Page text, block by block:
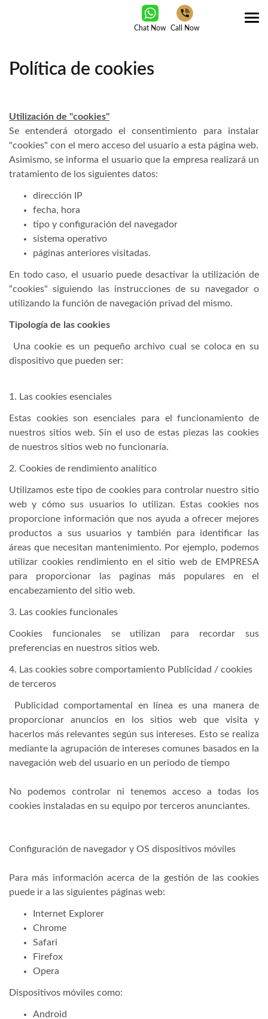
Chat Now Call Now
Política de cookies
Utilización de "cookies"
Se entenderá otorgado el consentimiento para instalar
"cookies" con el mero acceso del usuario a esta página web.
Asimismo, se informa el usuario que la empresa realizará un
tratamiento de los siguientes datos:
dirección IP
fecha, hora
tipo y configuración del navegador
sistema operativo
páginas anteriores visitadas.
En todo caso, el usuario puede desactivar la utilización de
“cookies" siguiendo las instrucciones de su navegador o
utilizando la función de navegación privad del mismo.
Tipología de las cookies
Una cookie es un pequeño archivo cual se coloca en su
dispositivo que pueden ser:
1. Las cookies esenciales
Estas cookies son esenciales para el funcionamiento de
nuestros sitios web. Sin el uso de estas piezas las cookies
de nuestros sitios web no funcionaría.
2. Cookies de rendimiento analítico
Utilizamos este tipo de cookies para controlar nuestro sitio
web y cómo sus usuarios lo utilizan. Estas cookies nos
proporcione información que nos ayuda a ofrecer mejores
productos a sus usuarios y también para identificar las
áreas que necesitan mantenimiento. Por ejemplo, podemos
utilizar cookies rendimiento en el sitio web de EMPRESA
para proporcionar las paginas más populares en el
encabezamiento del sitio web.
3. Las cookies funcionales
Cookies funcionales se utilizan para recordar sus
preferencias en nuestros sitios web.
4. Las cookies sobre comportamiento Publicidad / cookies
de terceros
Publicidad comportamental en línea es una manera de
proporcionar anuncios en los sitios web que visita y
hacerlos más relevantes según sus intereses. Esto se realiza
mediante la agrupación de intereses comunes basados en la
navegación web del usuario en un periodo de tiempo
No podemos controlar ni tenemos acceso a todas los
cookies instaladas en su equipo por terceros anunciantes.
Configuración de navegador y OS dispositivos móviles
Para más información acerca de la gestión de las cookies
puede ir a las siguientes páginas web:
Internet Explorer
Chrome
Safari
Firefox
Opera
Dispositivos móviles como:
Android